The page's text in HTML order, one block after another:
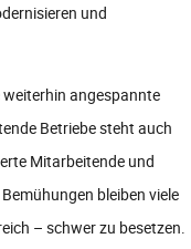
und
angespannte
Betriebe steht auch
Mitarbeitende und
bleiben viele
– schwer zu besetzen.